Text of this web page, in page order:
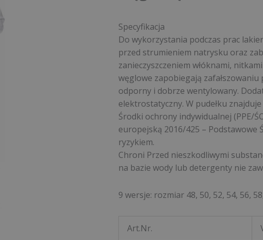
Specyfikacja
Do wykorzystania podczas prac
przed strumieniem natrysku oraz
zanieczyszczeniem włóknami,
węglowe zapobiegają
odporny i dobrze wentylowany.
elektrostatyczny. W pudełku
Środki ochrony indywidualnej (PPE/
europejską 2016/425 – Podstawowe
ryzykiem.
Chroni Przed nieszkodliwymi
na bazie wody lub detergenty nie
9 wersje: rozmiar 48, 50, 52, 54, 56,
Art.Nr.